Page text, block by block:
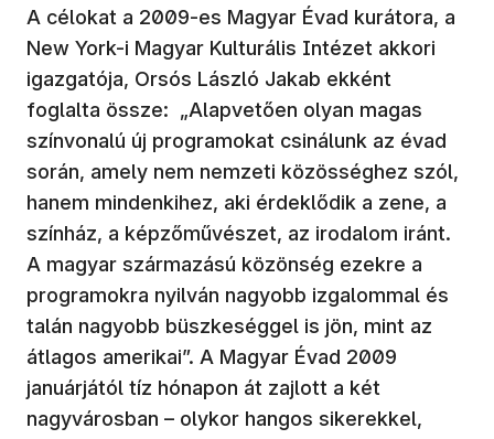
A célokat a 2009-es Magyar Évad kurátora, a
New York-i Magyar Kulturális Intézet akkori
igazgatója, Orsós László Jakab ekként
foglalta össze: „Alapvetően olyan magas
színvonalú új programokat csinálunk az évad
során, amely nem nemzeti közösséghez szól,
hanem mindenkihez, aki érdeklődik a zene, a
színház, a képzőművészet, az irodalom iránt.
A magyar származású közönség ezekre a
programokra nyilván nagyobb izgalommal és
talán nagyobb büszkeséggel is jön, mint az
átlagos amerikai”. A Magyar Évad 2009
januárjától tíz hónapon át zajlott a két
nagyvárosban – olykor hangos sikerekkel,